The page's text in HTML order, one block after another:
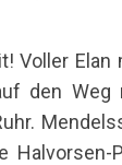
Voller Elan
den